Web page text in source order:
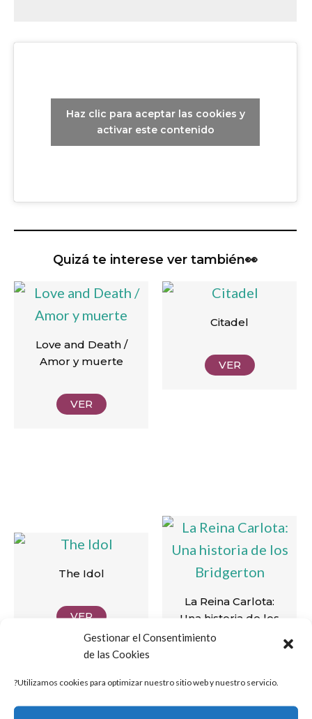
Gestionar el Consentimiento
de las Cookies
?Utilizamos cookies para optimizar nuestro sitio web y nuestro servicio.
Haz clic para aceptar las cookies y
activar este contenido
Quizá te interese ver también👀
Love and Death /
Amor y muerte
VER
Citadel
VER
La Reina Carlota:
Una historia de los
Bridgerton
VER
The Idol
VER